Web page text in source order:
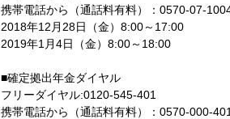
携帯電話から（通話料有料）：0570-07-
2018年12月28日（金）8:00～17:00
2019年1月4日（金）8:00～18:00
■確定拠出年金ダイヤル
フリーダイヤル:0120-545-401
携帯電話から（通話料有料）：0570-000-